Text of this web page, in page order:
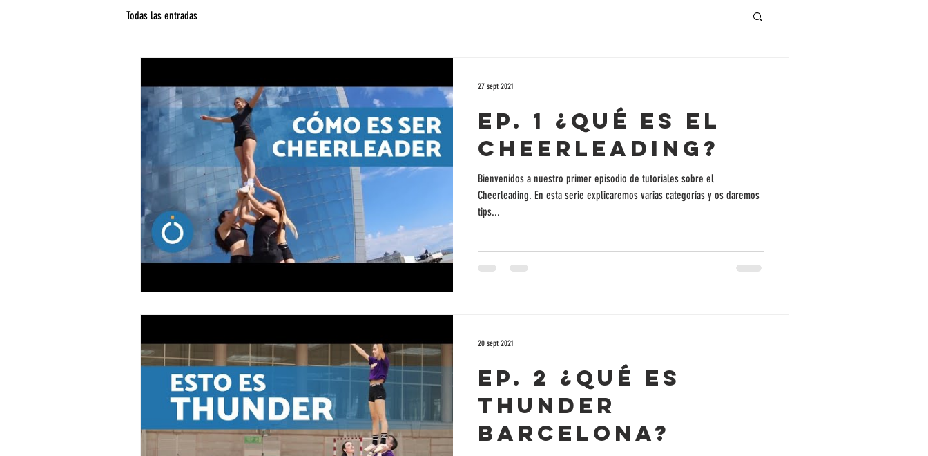
Todas las entradas
Ep. 1 ¿Qué es el
Cheerleading?
Bienvenidos a nuestro primer episodio de tutoriales sobre el
Cheerleading. En esta serie explicaremos varias categorías y os daremos
tips...
27 sept 2021
Ep. 2 ¿Qué es
Thunder
Barcelona?
20 sept 2021